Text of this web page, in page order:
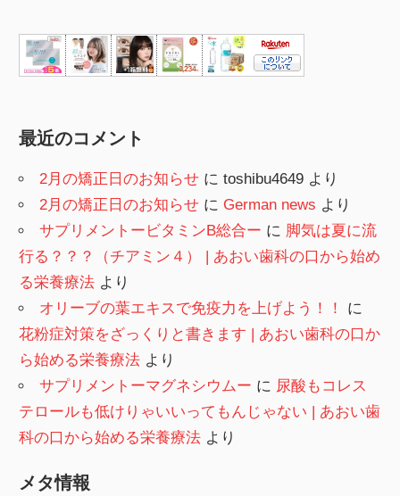
最近のコメント
2月の矯正日のお知らせ にtoshibu4649 より
2月の矯正日のお知らせ に German news より
サプリメントービタミンB総合ー に 脚気は夏に流
行る？？？（チアミン４） | あおい歯科の口から始め
る栄養療法 より
オリーブの葉エキスで免疫力を上げよう！！
に
花粉症対策をざっくりと書きます | あおい歯科の口か
ら始める栄養療法 より
サプリメントーマグネシウムー に 尿酸もコレス
テロールも低けりゃいいってもんじゃない | あおい歯
科の口から始める栄養療法 より
メタ情報